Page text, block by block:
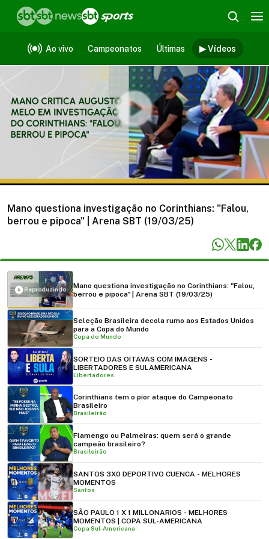
Ao vivo Campeonatos Últimas ▶ Vídeos
Vídeos
Mano questiona investigação no Corinthians: "Falou,
berrou e pipoca" | Arena SBT (19/03/25)
Reproduzindo
Mano questiona investigação no Corinthians: "Falou,
berrou e pipoca" | Arena SBT (19/03/25)
Seleção Brasileira decola rumo aos Estados Unidos
para a Copa do Mundo
Copa do Mundo
SORTEIO DAS OITAVAS COM IMAGENS -
LIBERTADORES E SULAMERICANA
Libertadores
Corinthians tem o pior ataque do Campeonato
Brasileiro
Brasileirão
Flamengo ou Palmeiras: quem será o grande
campeão brasileiro?
Brasileirão
SANTOS 3X0 DEPORTIVO CUENCA - MELHORES
MOMENTOS
Santos
SÃO PAULO 1 X 1 MILLONARIOS - MELHORES
MOMENTOS | COPA SUL-AMERICANA
Copa Sul-Americana